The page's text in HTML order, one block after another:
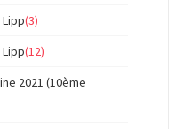
(3)
(12)
2021 (10ème